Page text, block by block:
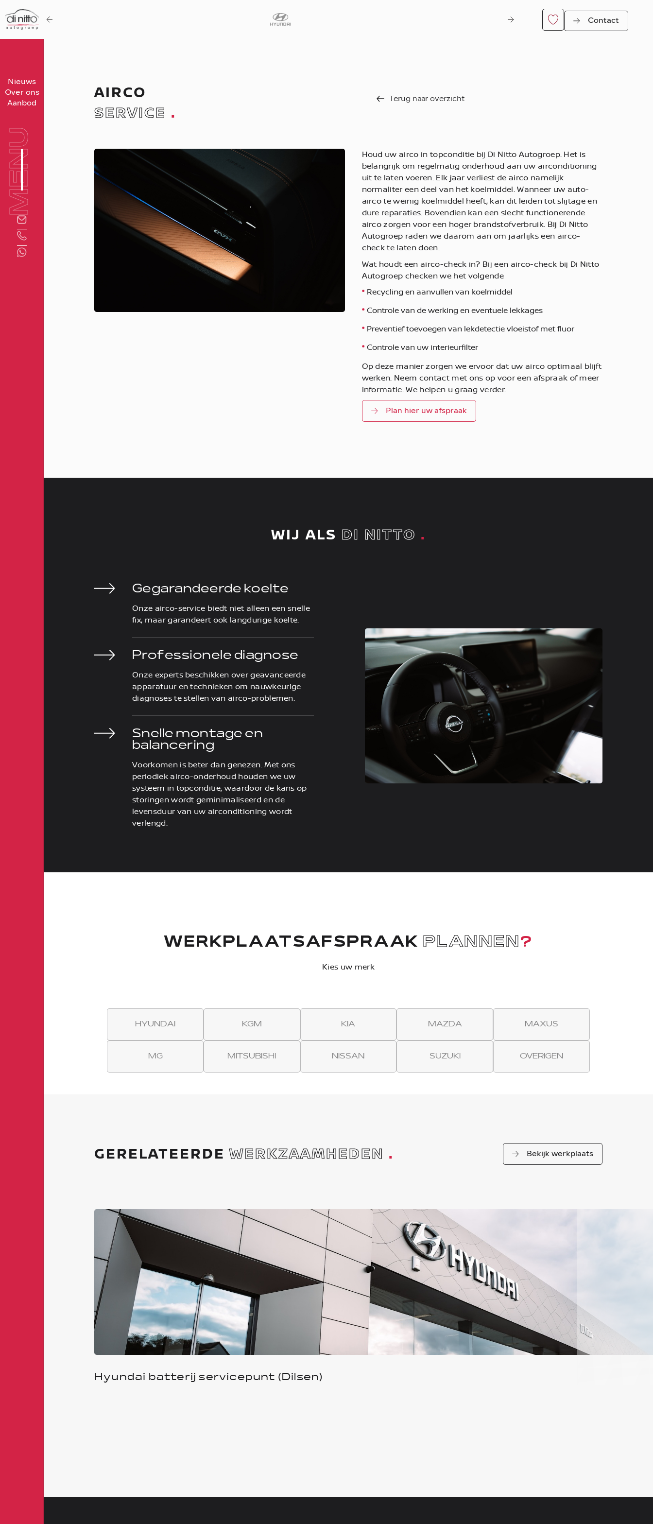
Contact
Nieuws
Over ons
Aanbod
MENU
Home
Nieuws
Over ons
Aanbod
Vergelijk
Favorieten
Verkocht
Werkplaats
Carrosseriecenter
Contact
Terug naar overzicht
AIRCO
SERVICE .
Houd uw airco in topconditie bij Di Nitto Autogroep. Het is
belangrijk om regelmatig onderhoud aan uw airconditioning
uit te laten voeren. Elk jaar verliest de airco namelijk
normaliter een deel van het koelmiddel. Wanneer uw auto-
airco te weinig koelmiddel heeft, kan dit leiden tot slijtage en
dure reparaties. Bovendien kan een slecht functionerende
airco zorgen voor een hoger brandstofverbruik. Bij Di Nitto
Autogroep raden we daarom aan om jaarlijks een airco-
check te laten doen.
Wat houdt een airco-check in? Bij een airco-check bij Di Nitto
Autogroep checken we het volgende
Recycling en aanvullen van koelmiddel
Controle van de werking en eventuele lekkages
Preventief toevoegen van lekdetectie vloeistof met fluor
Controle van uw interieurfilter
Op deze manier zorgen we ervoor dat uw airco optimaal blijft
werken. Neem contact met ons op voor een afspraak of meer
informatie. We helpen u graag verder.
Plan hier uw afspraak
WIJ ALS DI NITTO .
Gegarandeerde koelte
Onze airco-service biedt niet alleen een snelle
fix, maar garandeert ook langdurige koelte.
Professionele diagnose
Onze experts beschikken over geavanceerde
apparatuur en technieken om nauwkeurige
diagnoses te stellen van airco-problemen.
Snelle montage en
balancering
Voorkomen is beter dan genezen. Met ons
periodiek airco-onderhoud houden we uw
systeem in topconditie, waardoor de kans op
storingen wordt geminimaliseerd en de
levensduur van uw airconditioning wordt
verlengd.
WERKPLAATSAFSPRAAK PLANNEN?
Kies uw merk
HYUNDAI KGM KIA MAZDA MAXUS
MG MITSUBISHI NISSAN SUZUKI OVERIGEN
GERELATEERDEWERKZAAMHEDEN . Bekijk werkplaats
Hyundai batterij servicepunt (Dilsen)